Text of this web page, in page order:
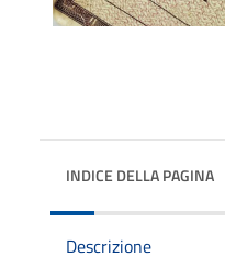
INDICE DELLA PAGINA
Descrizione